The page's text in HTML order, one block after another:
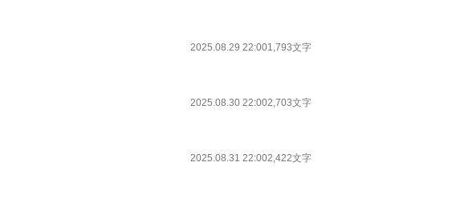
2025.08.29 22:001,793文字
2025.08.30 22:002,703文字
2025.08.31 22:002,422文字